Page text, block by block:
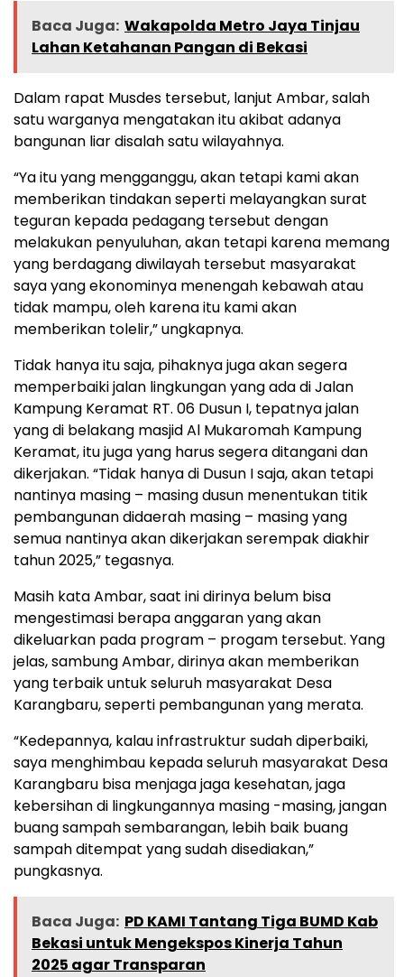
Baca Juga: Wakapolda Metro Jaya Tinjau
Lahan Ketahanan Pangan di Bekasi
Dalam rapat Musdes tersebut, lanjut Ambar, salah
satu warganya mengatakan itu akibat adanya
bangunan liar disalah satu wilayahnya.
“Ya itu yang mengganggu, akan tetapi kami akan
memberikan tindakan seperti melayangkan surat
teguran kepada pedagang tersebut dengan
melakukan penyuluhan, akan tetapi karena memang
yang berdagang diwilayah tersebut masyarakat
saya yang ekonominya menengah kebawah atau
tidak mampu, oleh karena itu kami akan
memberikan tolelir,” ungkapnya.
Tidak hanya itu saja, pihaknya juga akan segera
memperbaiki jalan lingkungan yang ada di Jalan
Kampung Keramat RT. 06 Dusun I, tepatnya jalan
yang di belakang masjid Al Mukaromah Kampung
Keramat, itu juga yang harus segera ditangani dan
dikerjakan. “Tidak hanya di Dusun I saja, akan tetapi
nantinya masing – masing dusun menentukan titik
pembangunan didaerah masing – masing yang
semua nantinya akan dikerjakan serempak diakhir
tahun 2025,” tegasnya.
Masih kata Ambar, saat ini dirinya belum bisa
mengestimasi berapa anggaran yang akan
dikeluarkan pada program – progam tersebut. Yang
jelas, sambung Ambar, dirinya akan memberikan
yang terbaik untuk seluruh masyarakat Desa
Karangbaru, seperti pembangunan yang merata.
“Kedepannya, kalau infrastruktur sudah diperbaiki,
saya menghimbau kepada seluruh masyarakat Desa
Karangbaru bisa menjaga jaga kesehatan, jaga
kebersihan di lingkungannya masing -masing, jangan
buang sampah sembarangan, lebih baik buang
sampah ditempat yang sudah disediakan,”
pungkasnya.
Baca Juga: PD KAMI Tantang Tiga BUMD Kab
Bekasi untuk Mengekspos Kinerja Tahun
2025 agar Transparan